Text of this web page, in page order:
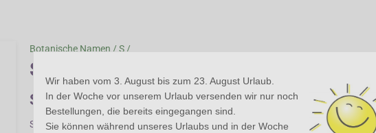
Botanische Namen / S /
Silybum
Silybum - Mariendistel
Silybum ist eine kleine Gattung von Disteln, von der Silybum marianum die
Wir haben vom 3. August bis zum 23. August Urlaub.
In der Woche vor unserem Urlaub versenden wir nur noch
Bestellungen, die bereits eingegangen sind.
Sie können während unseres Urlaubs und in der Woche